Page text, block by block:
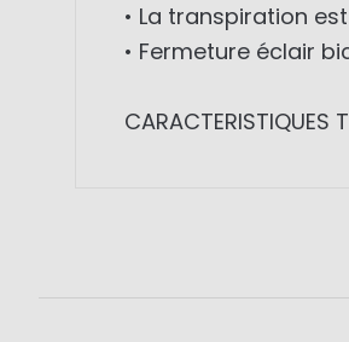
• La transpiration
• Fermeture éclair